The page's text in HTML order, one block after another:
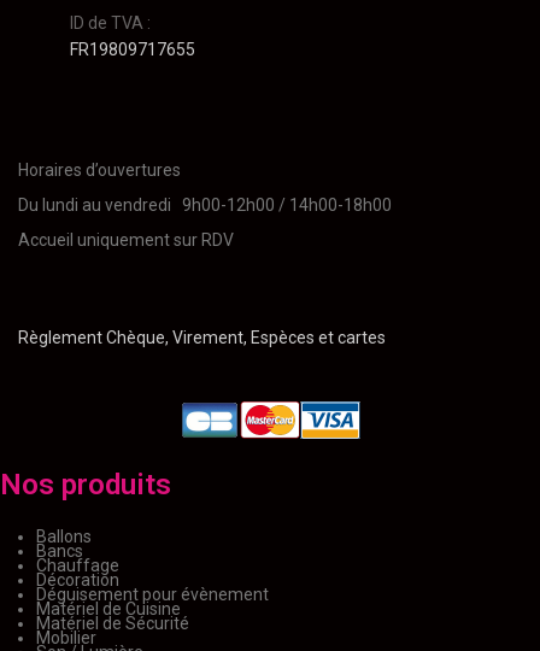
ID de TVA :
FR19809717655
Horaires d’ouvertures
Du lundi au vendredi 9h00-12h00 / 14h00-18h00
Accueil uniquement sur RDV
Règlement Chèque, Virement, Espèces et cartes
Nos produits
Ballons
Bancs
Chauffage
Décoration
Déguisement pour évènement
Matériel de Cuisine
Matériel de Sécurité
Mobilier